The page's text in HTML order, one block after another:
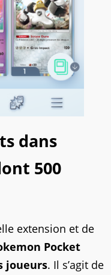
dans
500
extension et de
Pocket
joueurs. Il s’agit de